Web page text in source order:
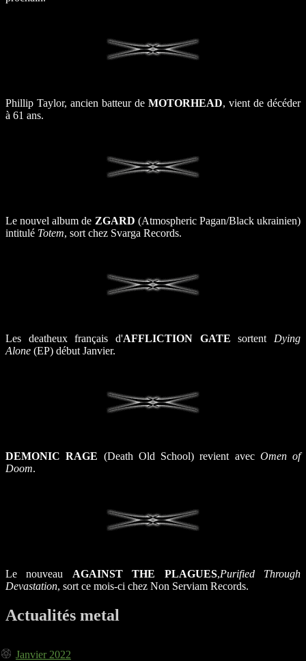
Phillip Taylor, ancien batteur de MOTORHEAD, vient de décéder
à 61 ans.
Le nouvel album de ZGARD (Atmospheric Pagan/Black ukrainien)
intitulé Totem, sort chez Svarga Records.
Les deatheux français d'AFFLICTION GATEsortent Dying
Alone (EP) début Janvier.
DEMONIC RAGE (Death Old School) revient avec Omen of
Doom.
Le nouveau AGAINST THE PLAGUES,Purified Through
Devastation, sort ce mois-ci chez Non Serviam Records.
Actualités metal
Janvier 2022